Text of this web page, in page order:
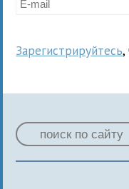
Зарегистрируйтесь,